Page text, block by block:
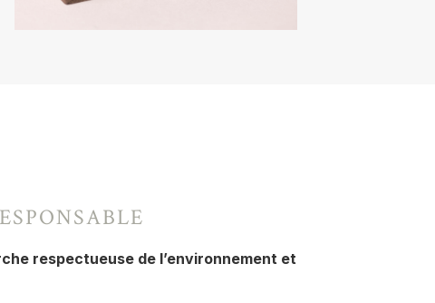
respectueuse de l’environnement et